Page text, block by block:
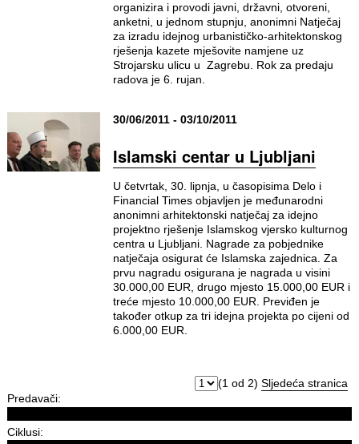
organizira i provodi javni, državni, otvoreni,
anketni, u jednom stupnju, anonimni Natječaj
za izradu idejnog urbanističko-arhitektonskog
rješenja kazete mješovite namjene uz
Strojarsku ulicu u Zagrebu. Rok za predaju
radova je 6. rujan.
30/06/2011 - 03/10/2011
Islamski centar u Ljubljani
U četvrtak, 30. lipnja, u časopisima Delo i
Financial Times objavljen je međunarodni
anonimni arhitektonski natječaj za idejno
projektno rješenje Islamskog vjersko kulturnog
centra u Ljubljani. Nagrade za pobjednike
natječaja osigurat će Islamska zajednica. Za
prvu nagradu osigurana je nagrada u visini
30.000,00 EUR, drugo mjesto 15.000,00 EUR i
treće mjesto 10.000,00 EUR. Previđen je
također otkup za tri idejna projekta po cijeni od
6.000,00 EUR.
(1 od 2)Sljedeća stranica
Predavači:
Ciklusi: